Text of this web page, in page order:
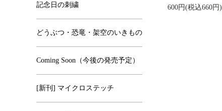
600円(税込660円)
記念日の刺繍
どうぶつ・恐竜・架空のいきもの
Coming Soon（今後の発売予定）
[新刊] マイクロステッチ